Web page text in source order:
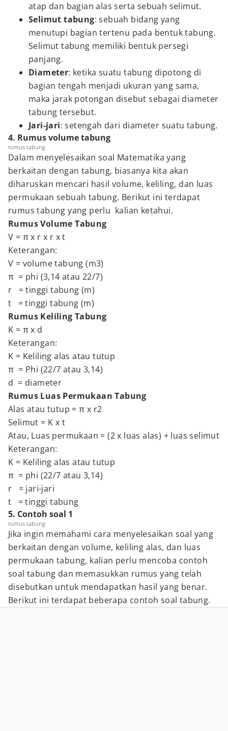
atap dan bagian alas serta sebuah selimut.
Selimut tabung: sebuah bidang yang
menutupi bagian tertenu pada bentuk tabung.
Selimut tabung memiliki bentuk persegi
panjang.
Diameter: ketika suatu tabung dipotong di
bagian tengah menjadi ukuran yang sama,
maka jarak potongan disebut sebagai diameter
tabung tersebut.
Jari-jari: setengah dari diameter suatu tabung.
4. Rumus volume tabung
rumus tabung
Dalam menyelesaikan soal Matematika yang
berkaitan dengan tabung, biasanya kita akan
diharuskan mencari hasil volume, keliling, dan luas
permukaan sebuah tabung. Berikut ini terdapat
rumus tabung yang perlu kalian ketahui.
Rumus Volume Tabung
V = π x r x r x t
Keterangan:
V = volume tabung (m3)
π = phi (3,14 atau 22/7)
r = tinggi tabung (m)
t = tinggi tabung (m)
Rumus Keliling Tabung
K = π x d
Keterangan:
K = Keliling alas atau tutup
π = Phi (22/7 atau 3,14)
d = diameter
Rumus Luas Permukaan Tabung
Alas atau tutup = π x r2
Selimut = K x t
Atau, Luas permukaan = (2 x luas alas) + luas selimut
Keterangan:
K = Keliling alas atau tutup
π = phi (22/7 atau 3,14)
r = jari-jari
t = tinggi tabung
5. Contoh soal 1
rumus tabung
Jika ingin memahami cara menyelesaikan soal yang
berkaitan dengan volume, keliling alas, dan luas
permukaan tabung, kalian perlu mencoba contoh
soal tabung dan memasukkan rumus yang telah
disebutkan untuk mendapatkan hasil yang benar.
Berikut ini terdapat beberapa contoh soal tabung.